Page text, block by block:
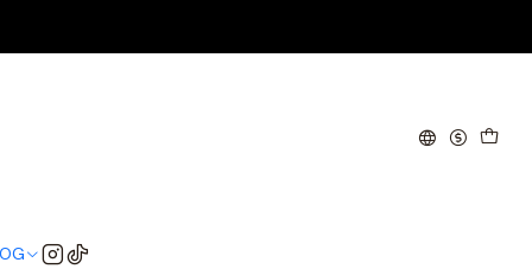
Next Nature Daybreak
37.5